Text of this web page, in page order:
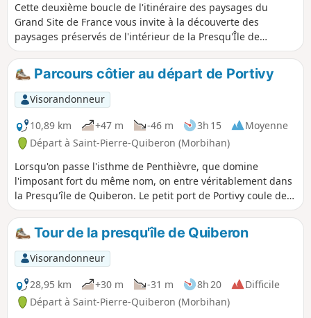
Cette deuxième boucle de l'itinéraire des paysages du
Grand Site de France vous invite à la découverte des
paysages préservés de l'intérieur de la Presqu'Île de
Quiberon, pour finir sur l'exceptionnelle côte sauvage. Tout
au long de ces 10 km de balade, une hirondelle de rivage
blanche vous guidera sur le bon chemin. Retrouvez les
points d’arrêt illustrés en cliquant sur le lien dans
"informations pratiques".
Parcours côtier au départ de Portivy
Visorandonneur
10,89 km
+47 m -46 m 3h 15
Moyenne
Départ à Saint-Pierre-Quiberon (Morbihan)
Lorsqu'on passe l'isthme de Penthièvre, que domine
l'imposant fort du même nom, on entre véritablement dans
la Presqu'île de Quiberon. Le petit port de Portivy coule des
jours paisibles à mi-chemin du fort et de la Pointe du
Percho. C'est un excellent lieu de départ pour une balade
entre la côte orientale où se sont établies les plus belles
villas, et la côte sauvage beaucoup plus rude.
Tour de la presqu'île de Quiberon
Visorandonneur
28,95 km
+30 m -31 m 8h 20
Difficile
Départ à Saint-Pierre-Quiberon (Morbihan)